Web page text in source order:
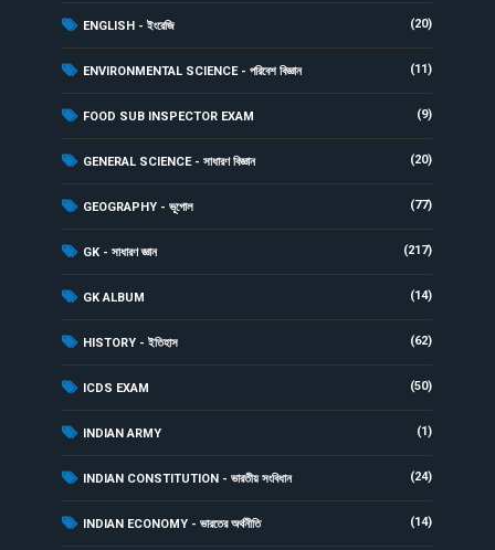
ENGLISH - ইংরেজি (20)
ENVIRONMENTAL SCIENCE - পরিবেশ বিজ্ঞান (11)
FOOD SUB INSPECTOR EXAM (9)
GENERAL SCIENCE - সাধারণ বিজ্ঞান (20)
GEOGRAPHY - ভূগোল (77)
GK - সাধারণ জ্ঞান (217)
GK ALBUM (14)
HISTORY - ইতিহাস (62)
ICDS EXAM (50)
INDIAN ARMY (1)
INDIAN CONSTITUTION - ভারতীয় সংবিধান (24)
INDIAN ECONOMY - ভারতের অর্থনীতি (14)